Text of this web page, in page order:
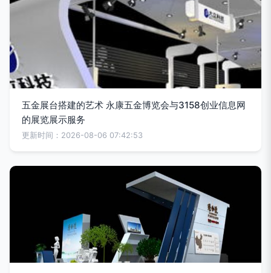
五金展台搭建的艺术 永康五金博览会与3158创业信息网
的展览展示服务
更新时间：2026-08-06 07:42:53